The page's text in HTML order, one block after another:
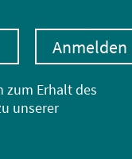
zum Erhalt des
unserer
Anmelden